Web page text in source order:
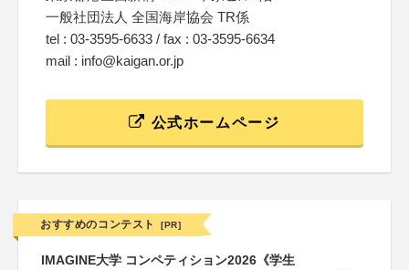
一般社団法人 全国海岸協会 TR係
tel : 03-3595-6633 / fax : 03-3595-6634
mail : info@kaigan.or.jp
公式ホームページ
おすすめのコンテスト [PR]
IMAGINE大学 コンペティション2026《学生